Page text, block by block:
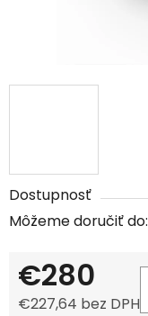
Dostupnosť
Môžeme doručiť do:
€280
€227,64 bez DPH